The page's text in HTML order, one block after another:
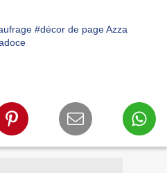
#décor de page Azza